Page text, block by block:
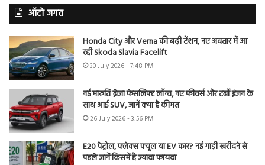
ऑटो जगत
Honda City और Verna की बढ़ी टेंशन, नए अवतार में आ
रही Skoda Slavia Facelift
30 July 2026 - 7:48 PM
नई मारुति ब्रेजा फेसलिफ्ट लॉन्च, नए फीचर्स और टर्बो इंजन के
साथ आई SUV, जानें क्या है कीमत
26 July 2026 - 3:56 PM
E20 पेट्रोल, फ्लेक्स फ्यूल या EV कार? नई गाड़ी खरीदने से
पहले जानें किसमें है ज्यादा फायदा